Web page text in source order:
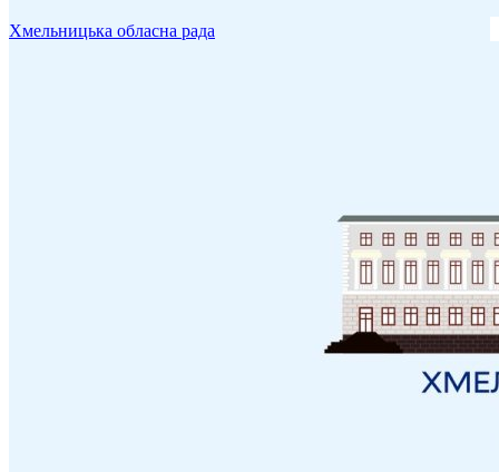
Хмельницька обласна рада